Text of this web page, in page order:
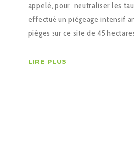
appelé, pour neutraliser les
effectué un piégeage intensif
pièges sur ce site de 45
LIRE PLUS